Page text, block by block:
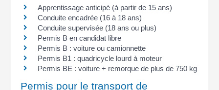
Apprentissage anticipé (à partir de 15 ans)
Conduite encadrée (16 à 18 ans)
Conduite supervisée (18 ans ou plus)
Permis B en candidat libre
Permis B : voiture ou camionnette
Permis B1 : quadricycle lourd à moteur
Permis BE : voiture + remorque de plus de 750 kg
Permis pour le transport de